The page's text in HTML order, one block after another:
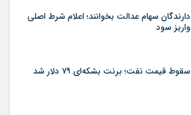
دارندگان سهام عدالت بخوانند؛ اعلام شرط اصلی
واریز سود
سقوط قیمت نفت؛ برنت بشکه‌ای ۷۹ دلار شد